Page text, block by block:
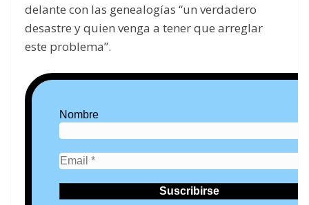
delante con las genealogías “un verdadero
desastre y quien venga a tener que arreglar
este problema”.
Nombre